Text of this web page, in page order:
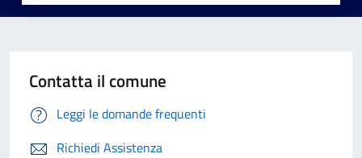
Contatta il comune
Leggi le domande frequenti
Richiedi Assistenza